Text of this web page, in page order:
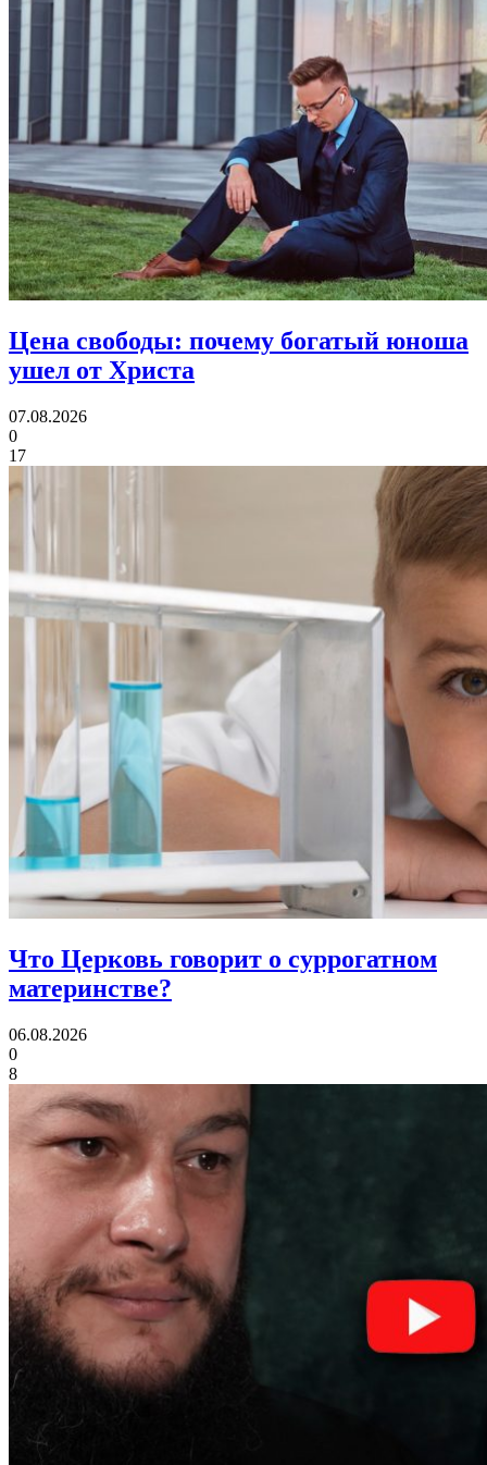
Цена свободы: почему богатый юноша
ушел от Христа
07.08.2026
0
17
Что Церковь говорит о суррогатном
материнстве?
06.08.2026
0
8